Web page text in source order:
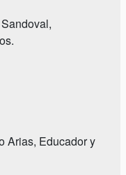
Arias, Educador y